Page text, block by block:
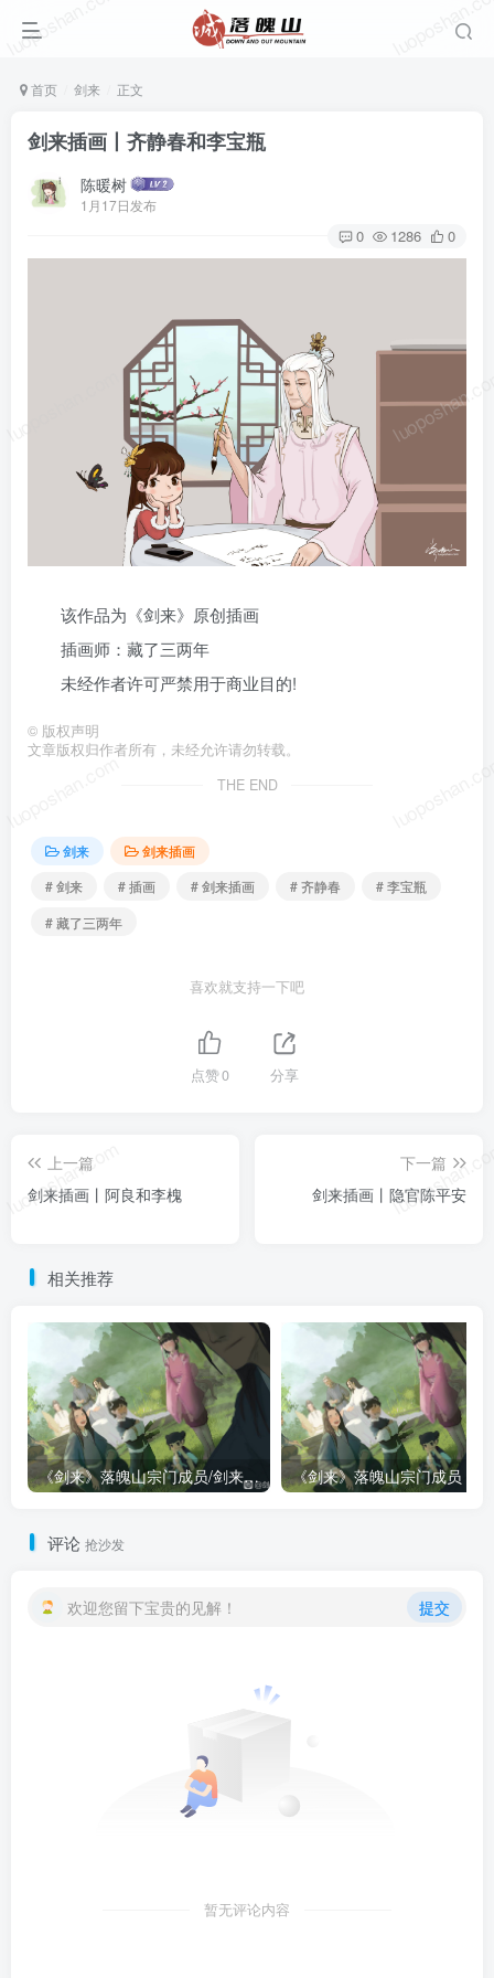
首页 剑来 正文
剑来插画丨齐静春和李宝瓶
陈暖树
1月17日发布
0 1286 0
luoposhan.com
luoposhan.com
该作品为《剑来》原创插画
插画师：藏了三两年
未经作者许可严禁用于商业目的!
© 版权声明
文章版权归作者所有，未经允许请勿转载。
THE END
剑来
剑来插画
# 剑来
# 插画 # 剑来插画 # 齐静春
# 李宝瓶
# 藏了三两年
喜欢就支持一下吧
点赞0 分享
上一篇
剑来插画丨阿良和李槐
下一篇
剑来插画丨隐官陈平安
相关推荐
《剑来》落魄山宗门成员/剑来落魄山人物一览表（全） 《剑来》落魄山宗门成员（
评论 抢沙发
欢迎您留下宝贵的见解！ 提交
暂无评论内容